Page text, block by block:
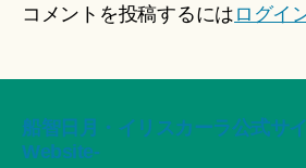
コメントを投稿するには ログイ
船智日月・イリスカーラ公式サ
Website-